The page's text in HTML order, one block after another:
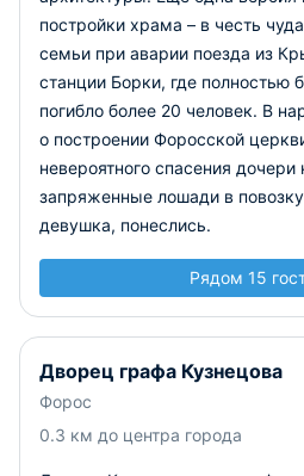
постройки храма – в честь
семьи при аварии поезда из
станции Борки, где полностью
погибло более 20 человек. В
о построении Форосской
невероятного спасения дочери
запряженные лошади в
девушка, понеслись.
Рядом 15
Дворец графа Кузнецова
Форос
0.3 км до центра города